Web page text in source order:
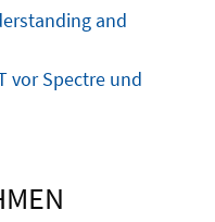
and
vor Spectre und